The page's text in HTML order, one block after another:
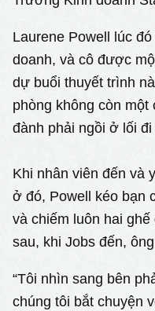
Laurene Powell lúc
doanh, và cô được
dự buổi thuyết trình
phòng không còn một
đành phải ngồi ở lối
Khi nhân viên đến và
ở đó, Powell kéo bạn
và chiếm luôn hai
sau, khi Jobs đến,
“Tôi nhìn sang bên
chúng tôi bắt chuyện